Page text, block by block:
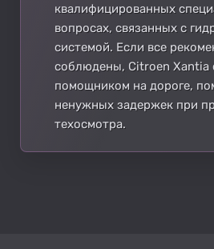
квалифицированных
вопросах, связанных с
системой. Если все
соблюдены, Citroen Xantia
помощником на дороге,
ненужных задержек при
техосмотра.